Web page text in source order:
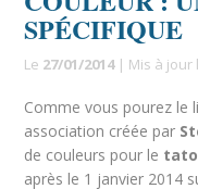
SPÉCIFIQUE
Le 27/01/2014| Mis à jour
Comme vous pourez le
association créée par
de couleurs pour le
après le 1 janvier 2014